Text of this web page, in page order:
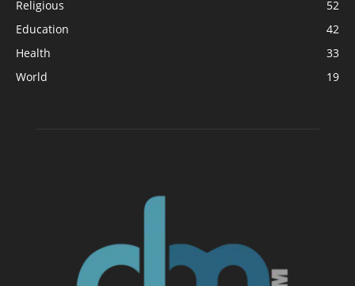
Religious
52
Education
42
Health
33
World
19